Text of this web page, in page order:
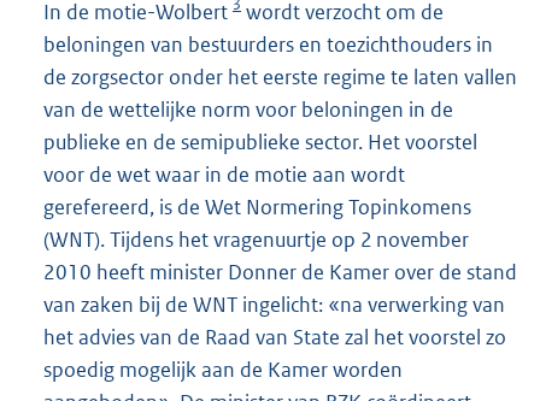
In de motie-Wolbert 3 wordt verzocht om de
beloningen van bestuurders en toezichthouders in
de zorgsector onder het eerste regime te laten vallen
van de wettelijke norm voor beloningen in de
publieke en de semipublieke sector. Het voorstel
voor de wet waar in de motie aan wordt
gerefereerd, is de Wet Normering Topinkomens
(WNT). Tijdens het vragenuurtje op 2 november
2010 heeft minister Donner de Kamer over de stand
van zaken bij de WNT ingelicht: «na verwerking van
het advies van de Raad van State zal het voorstel zo
spoedig mogelijk aan de Kamer worden